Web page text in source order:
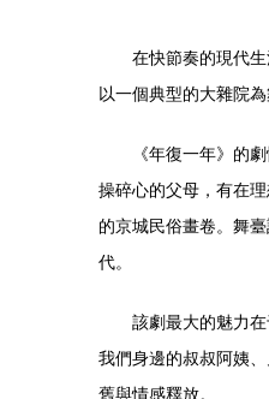
在快節奏的現代
以一個典型的大雜院
《年復一年》的
操碎心的父母，有在
的京城民俗畫卷。舞
代。
該劇最大的魅力
我們身邊的叔叔阿姨
舊與情感釋放。